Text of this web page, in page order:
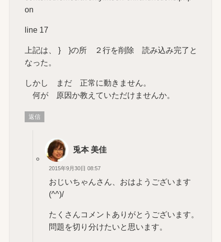
on
line 17
上記は、 } }の所 ２行を削除 読み込み完了と
なった。
しかし まだ 正常に動きません。
何が 原因か教えていただけませんか。
返信
兎本 美佳
2015年9月30日 08:57
おじいちゃんさん、おはようございます
(^^)/
たくさんコメントありがとうございます。
問題を切り分けたいと思います。